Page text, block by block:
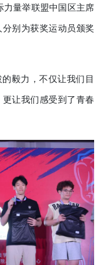
力量举联盟中国区主席
别为获奖运动员颁奖
毅力，不仅让我们目
让我们感受到了青春